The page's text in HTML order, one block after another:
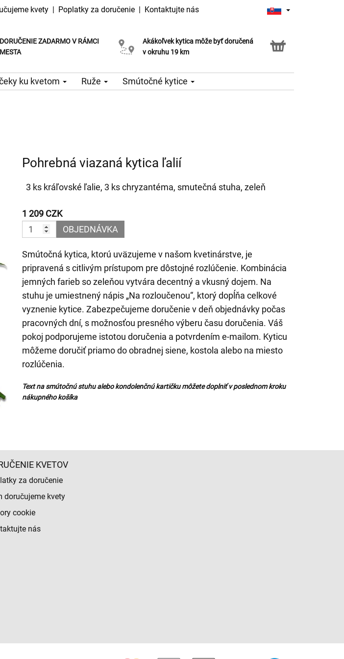
kvety | Poplatky za doručenie | Kontaktujte nás
DORUČENIE ZADARMO V RÁMCI
MESTA
Akákoľvek kytica môže byť doručená
v okruhu 19 km
Služba Click & Collect
ku kvetom Ruže Smútočné kytice
Pohrebná viazaná kytica ľalií
3 ks kráľovské ľalie, 3 ks chryzantéma, smutečná stuha, zeleň
1 209 CZK
OBJEDNÁVKA
Smútočná kytica, ktorú uväzujeme v našom kvetinárstve, je
pripravená s citlivým prístupom pre dôstojné rozlúčenie. Kombinácia
jemných farieb so zeleňou vytvára decentný a vkusný dojem. Na
stuhu je umiestnený nápis „Na rozloučenou“, ktorý dopĺňa celkové
vyznenie kytice. Zabezpečujeme doručenie v deň objednávky počas
pracovných dní, s možnosťou presného výberu času doručenia. Váš
pokoj podporujeme istotou doručenia a potvrdením e-mailom. Kyticu
môžeme doručiť priamo do obradnej siene, kostola alebo na miesto
rozlúčenia.
Text na smútočnú stuhu alebo kondolenčnú kartičku môžete doplniť v poslednom kroku
nákupného košíka
KVETOV
za doručenie
doručujeme kvety
cookie
nás